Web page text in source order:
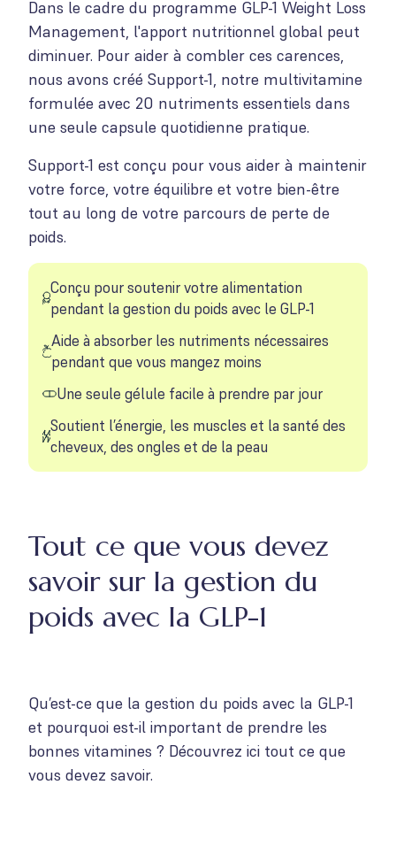
Dans le cadre du programme GLP-1 Weight Loss
Management, l'apport nutritionnel global peut
diminuer. Pour aider à combler ces carences,
nous avons créé Support-1, notre multivitamine
formulée avec 20 nutriments essentiels dans
une seule capsule quotidienne pratique.
Support-1 est conçu pour vous aider à maintenir
votre force, votre équilibre et votre bien-être
tout au long de votre parcours de perte de
poids.
Conçu pour soutenir votre alimentation
pendant la gestion du poids avec le GLP-1
Aide à absorber les nutriments nécessaires
pendant que vous mangez moins
Une seule gélule facile à prendre par jour
Soutient l’énergie, les muscles et la santé des
cheveux, des ongles et de la peau
Tout ce que vous devez
savoir sur la gestion du
poids avec la GLP-1
Qu’est-ce que la gestion du poids avec la GLP-1
et pourquoi est-il important de prendre les
bonnes vitamines ? Découvrez ici tout ce que
vous devez savoir.